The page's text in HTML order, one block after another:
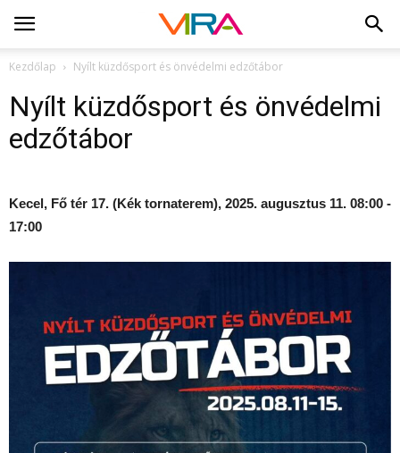
Kezdőlap Nyílt küzdősport és önvédelmi edzőtábor
Nyílt küzdősport és önvédelmi
edzőtábor
Kecel, Fő tér 17. (Kék tornaterem), 2025. augusztus 11. 08:00 -
17:00